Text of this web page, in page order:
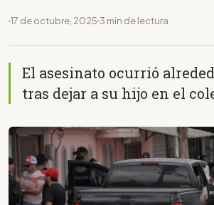
17 de octubre, 2025 3 min de lectura
El asesinato ocurrió
tras dejar a su hijo en el